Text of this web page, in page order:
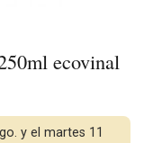
ecovinal
y el martes 11